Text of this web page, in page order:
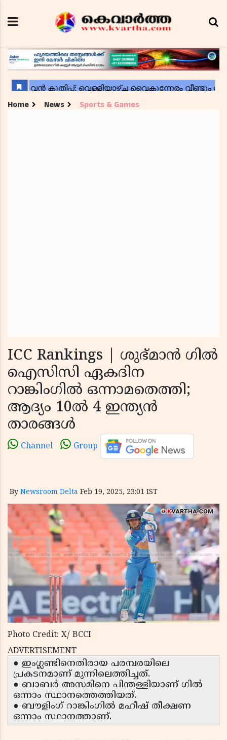
Home News Sports & Games
ICC Rankings | ശുഭ്‌മാൻ ഗിൽ
ഐസിസി ഏകദിന
റാങ്കിംഗിൽ ഒന്നാമതെത്തി;
ആദ്യം 10ൽ 4 ഇന്ത്യൻ
താരങ്ങൾ
Channel Group
By Newsroom Delta Feb 19, 2025, 23:01 IST
Photo Credit: X/ BCCI
ADVERTISEMENT
● ഇംഗ്ലണ്ടിനെതിരായ പരമ്പരയിലെ
പ്രകടനമാണ് മുന്നിലെത്തിച്ചത്.
● ബാബർ അസമിനെ പിന്തള്ളിയാണ് ഗിൽ
ഒന്നാം സ്ഥാനത്തെത്തിയത്.
● ബൗളിംഗ് റാങ്കിംഗിൽ മഹീഷ് തീക്ഷണ
ഒന്നാം സ്ഥാനത്താണ്.